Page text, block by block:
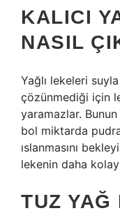
KALICI
NASIL
Yağlı lekeleri
çözünmediği için
yaramazlar.
bol miktarda
ıslanmasını
lekenin daha
TUZ YAĞ